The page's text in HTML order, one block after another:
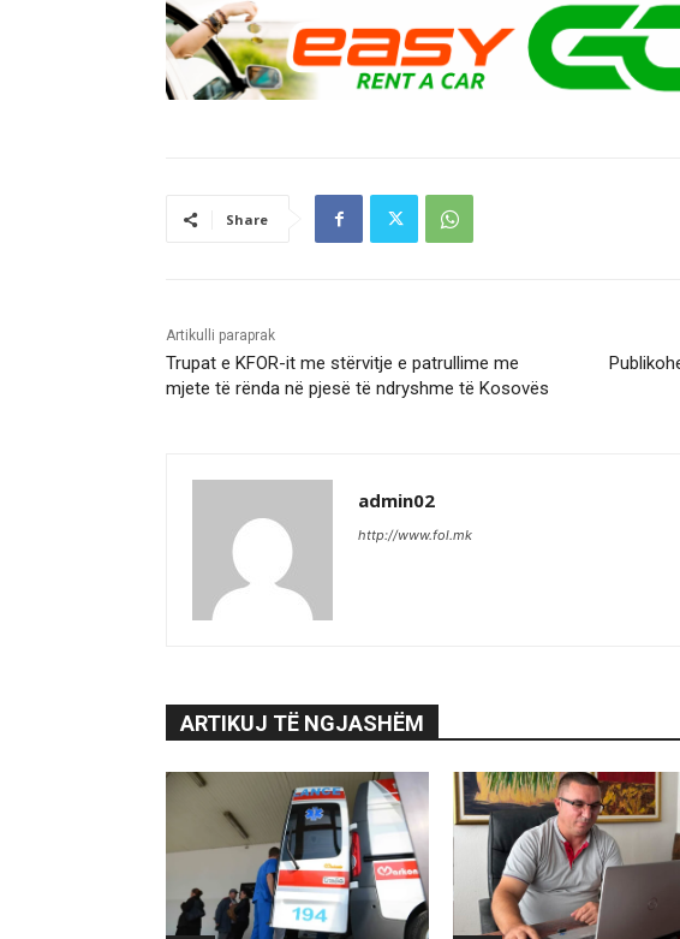
Share
Artikulli paraprak
Trupat e KFOR-it me stërvitje e patrullime me
mjete të rënda në pjesë të ndryshme të Kosovës
admin02
http://www.fol.mk
ARTIKUJ TË NGJASHËM